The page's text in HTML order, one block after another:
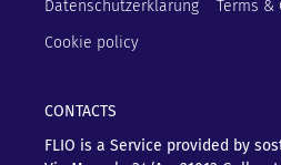
Datenschutzerklärung
Terms &
Cookie policy
CONTACTS
FLIO is a Service provided by